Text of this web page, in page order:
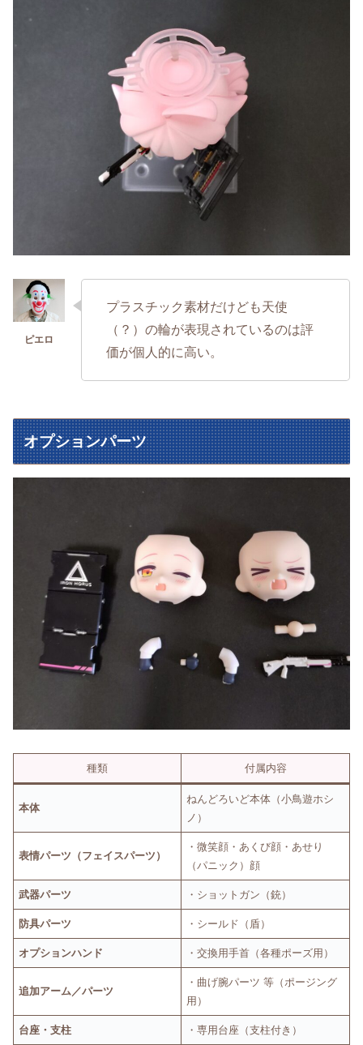
プラスチック素材だけども天使
（？）の輪が表現されているのは評
価が個人的に高い。
オプションパーツ
種類 付属内容
本体
ねんどろいど本体（小鳥遊ホシ
ノ）
表情パーツ（フェイスパーツ）
・微笑顔・あくび顔・あせり
（パニック）顔
武器パーツ ・ショットガン（銃）
防具パーツ ・シールド（盾）
オプションハンド ・交換用手首（各種ポーズ用）
追加アーム／パーツ
・曲げ腕パーツ 等（ポージング
用）
台座・支柱 ・専用台座（支柱付き）